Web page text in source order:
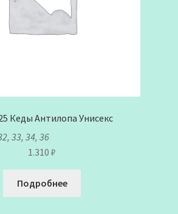
Кеды Антилопа Унисекс
33, 34, 36
1.310 ₽
Подробнее